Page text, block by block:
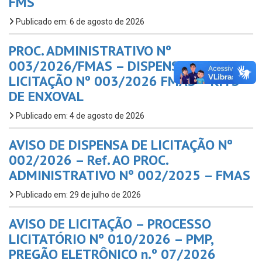
Publicado em: 6 de agosto de 2026
PROC. ADMINISTRATIVO Nº
003/2026/FMAS – DISPENSA DE
LICITAÇÃO Nº 003/2026 FMAS – KITS
DE ENXOVAL
Publicado em: 4 de agosto de 2026
AVISO DE DISPENSA DE LICITAÇÃO Nº
002/2026 – Ref. AO PROC.
ADMINISTRATIVO Nº 002/2025 – FMAS
Publicado em: 29 de julho de 2026
AVISO DE LICITAÇÃO – PROCESSO
LICITATÓRIO Nº 010/2026 – PMP,
PREGÃO ELETRÔNICO n.º 07/2026